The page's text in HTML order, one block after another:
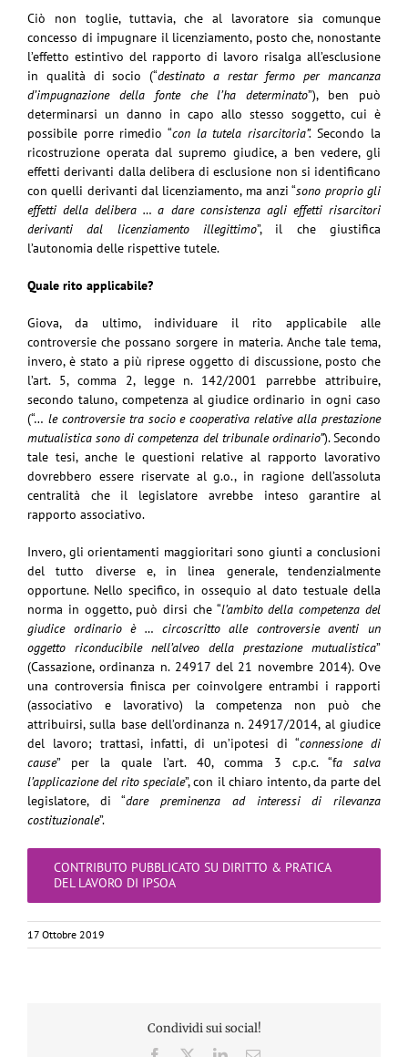
Ciò non toglie, tuttavia, che al lavoratore sia comunque
concesso di impugnare il licenziamento, posto che, nonostante
l’effetto estintivo del rapporto di lavoro risalga all’esclusione
in qualità di socio (“destinato a restar fermo per mancanza
d’impugnazione della fonte che l’ha determinato”), ben può
determinarsi un danno in capo allo stesso soggetto, cui è
possibile porre rimedio “con la tutela risarcitoria”.Secondo la
ricostruzione operata dal supremo giudice, a ben vedere, gli
effetti derivanti dalla delibera di esclusione non si identificano
con quelli derivanti dal licenziamento, ma anzi “sono proprio gli
effetti della delibera … a dare consistenza agli effetti risarcitori
derivanti dal licenziamento illegittimo”, il che giustifica
l’autonomia delle rispettive tutele.
Quale rito applicabile?
Giova, da ultimo, individuare il rito applicabile alle
controversie che possano sorgere in materia. Anche tale tema,
invero, è stato a più riprese oggetto di discussione, posto che
l’art. 5, comma 2, legge n. 142/2001 parrebbe attribuire,
secondo taluno, competenza al giudice ordinario in ogni caso
(“… le controversie tra socio e cooperativa relative alla prestazione
mutualistica sono di competenza del tribunale ordinario”). Secondo
tale tesi, anche le questioni relative al rapporto lavorativo
dovrebbero essere riservate al g.o., in ragione dell’assoluta
centralità che il legislatore avrebbe inteso garantire al
rapporto associativo.
Invero, gli orientamenti maggioritari sono giunti a conclusioni
del tutto diverse e, in linea generale, tendenzialmente
opportune. Nello specifico, in ossequio al dato testuale della
norma in oggetto, può dirsi che “l’ambito della competenza del
giudice ordinario è … circoscritto alle controversie aventi un
oggetto riconducibile nell’alveo della prestazione mutualistica”
(Cassazione, ordinanza n. 24917 del 21 novembre 2014). Ove
una controversia finisca per coinvolgere entrambi i rapporti
(associativo e lavorativo) la competenza non può che
attribuirsi, sulla base dell’ordinanza n. 24917/2014, al giudice
del lavoro; trattasi, infatti, di un’ipotesi di “connessione di
cause” per la quale l’art. 40, comma 3 c.p.c. “fa salva
l’applicazione del rito speciale”, con il chiaro intento, da parte del
legislatore, di “dare preminenza ad interessi di rilevanza
costituzionale”.
CONTRIBUTO PUBBLICATO SU DIRITTO & PRATICA
DEL LAVORO DI IPSOA
17 Ottobre 2019
Condividi sui social!
Facebook LinkedInEmail